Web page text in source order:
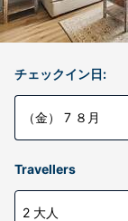
チェックイン日:
（金） 7 ８月
Travellers
2 大人